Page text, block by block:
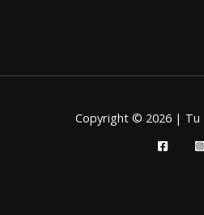
Copyright © 2026 | Tu